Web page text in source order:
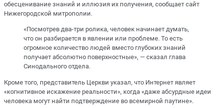
обесценивание знаний и иллюзия их получения, сообщает сайт
Нижегородской митрополии.
«Посмотрев два-три ролика, человек начинает думать,
что он разбирается в явлении или проблеме. То есть
огромное количество людей вместо глубоких знаний
получает абсолютно поверхностные», — сказал глава
Синодального отдела.
Кроме того, представитель Церкви указал, что Интернет являет
«когнитивное искажение реальности», когда «даже абсурдные идеи
человека могут найти подтверждение во всемирной паутине».